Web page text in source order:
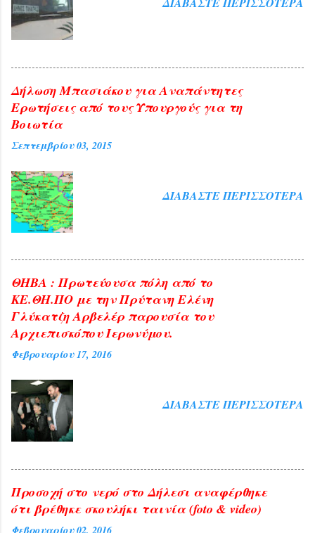
ΔΙΑΒΆΣΤΕ ΠΕΡΙΣΣΌΤΕΡΑ
Δήλωση Μπασιάκου για Αναπάντητες
Ερωτήσεις από τους Υπουργούς για τη
Βοιωτία
Σεπτεμβρίου 03, 2015
ΔΙΑΒΆΣΤΕ ΠΕΡΙΣΣΌΤΕΡΑ
ΘΗΒΑ : Πρωτεύουσα πόλη από το
ΚΕ.ΘΗ.ΠΟ με την Πρύτανη Ελένη
Γλύκατζη Αρβελέρ παρουσία του
Αρχιεπισκόπου Ιερωνύμου.
Φεβρουαρίου 17, 2016
ΔΙΑΒΆΣΤΕ ΠΕΡΙΣΣΌΤΕΡΑ
Προσοχή στο νερό στο Δήλεσι αναφέρθηκε
ότι βρέθηκε σκουλήκι ταινία (foto & video)
Φεβρουαρίου 02, 2016